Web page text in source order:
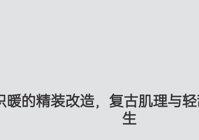
暖的精装改造， 复古肌理与轻
生